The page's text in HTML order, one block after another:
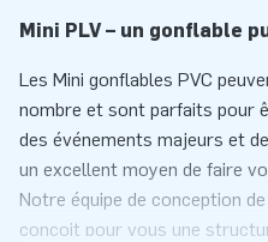
Mini PLV – un gonflable
Les Mini gonflables PVC
nombre et sont parfaits pour
des événements majeurs et
un excellent moyen de faire
Notre équipe de conception
conçoit pour vous une